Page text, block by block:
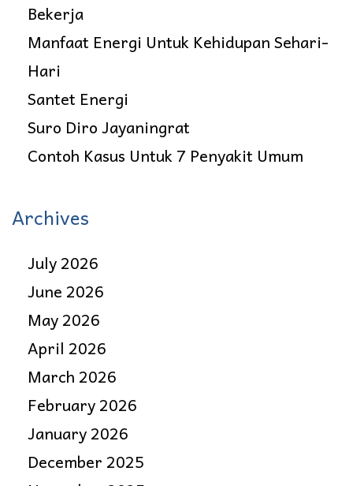
Bekerja
Manfaat Energi Untuk Kehidupan Sehari-
Hari
Santet Energi
Suro Diro Jayaningrat
Contoh Kasus Untuk 7 Penyakit Umum
Archives
July 2026
June 2026
May 2026
April 2026
March 2026
February 2026
January 2026
December 2025